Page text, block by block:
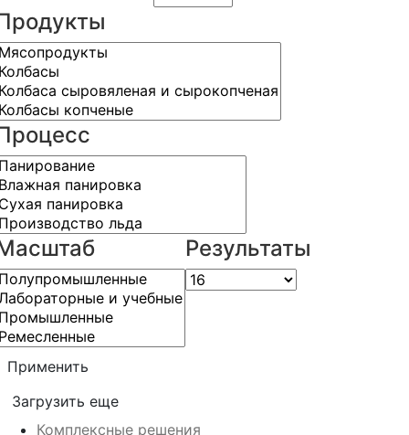
Результаты
Применить
Загрузить еще
Комплексные решения